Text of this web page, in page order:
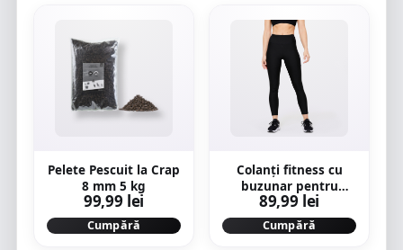
Pelete Pescuit la Crap
8 mm 5 kg
99,99 lei
Cumpără
Colanți fitness cu
buzunar pentru
telefon Negru Damă
89,99 lei
Cumpără